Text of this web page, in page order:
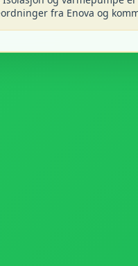
fra Enova og